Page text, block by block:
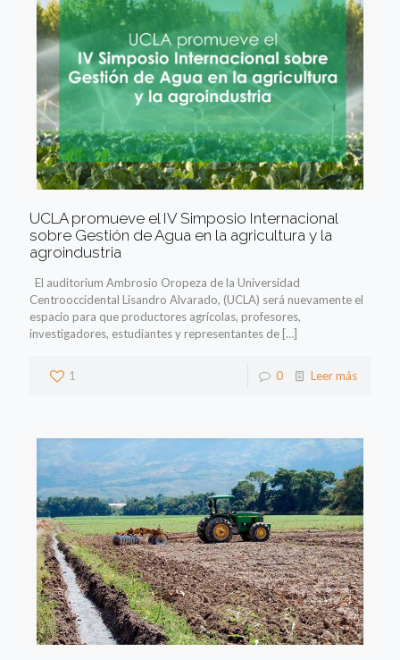
UCLA promueve el IV Simposio Internacional
sobre Gestión de Agua en la agricultura y la
agroindustria
El auditorium Ambrosio Oropeza de la Universidad
Centrooccidental Lisandro Alvarado, (UCLA) será nuevamente el
espacio para que productores agrícolas, profesores,
investigadores, estudiantes y representantes de […]
1 0 Leer más